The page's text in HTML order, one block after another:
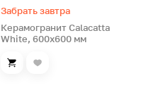
Забрать завтра
Керамогранит Calacatta
White, 600х600 мм